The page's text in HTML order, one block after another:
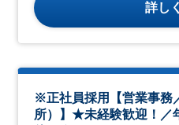
詳し
※正社員採用【営業事務
所）】★未経験歓迎！／